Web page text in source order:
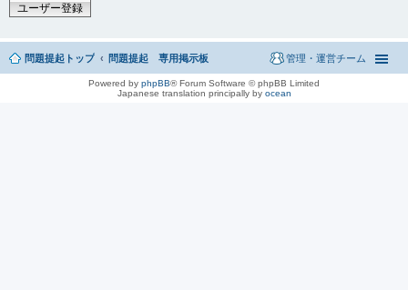
ユーザー登録
問題提起トップ 問題提起 専用掲示板 管理・運営チーム
Powered by phpBB® Forum Software © phpBB Limited
Japanese translation principally by ocean